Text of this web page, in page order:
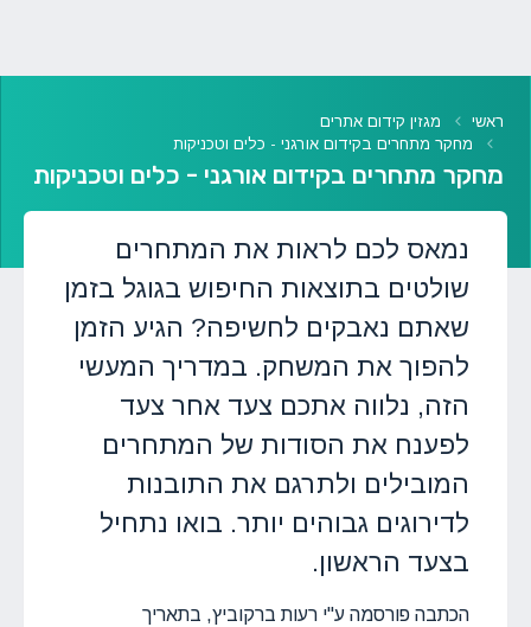
ראשי
מגזין קידום אתרים
מחקר מתחרים בקידום אורגני - כלים וטכניקות
מחקר מתחרים בקידום אורגני - כלים וטכניקות
נמאס לכם לראות את המתחרים
שולטים בתוצאות החיפוש בגוגל בזמן
שאתם נאבקים לחשיפה? הגיע הזמן
להפוך את המשחק. במדריך המעשי
הזה, נלווה אתכם צעד אחר צעד
לפענח את הסודות של המתחרים
המובילים ולתרגם את התובנות
לדירוגים גבוהים יותר. בואו נתחיל
בצעד הראשון.
הכתבה פורסמה ע"י רעות ברקוביץ, בתאריך